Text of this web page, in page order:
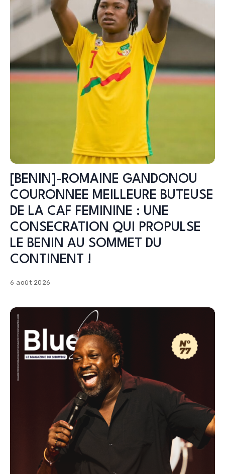
[BENIN]-ROMAINE GANDONOU
COURONNEE MEILLEURE BUTEUSE
DE LA CAF FEMININE : UNE
CONSECRATION QUI PROPULSE
LE BENIN AU SOMMET DU
CONTINENT !
6 août 2026